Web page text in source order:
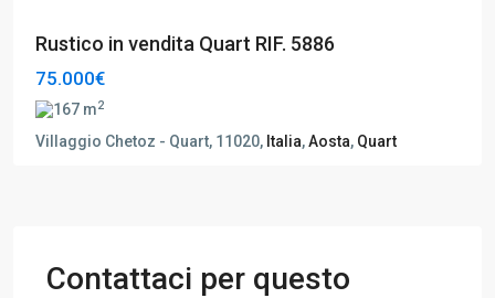
Rustico in vendita Quart RIF. 5886
75.000€
167 m2
Villaggio Chetoz - Quart, 11020, Italia,Aosta, Quart
Contattaci per questo